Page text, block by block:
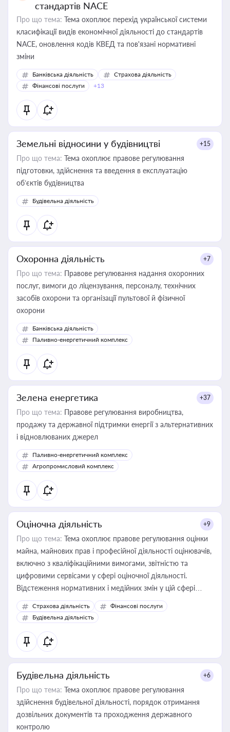
стандартів NACE
Про що тема: Тема охоплює перехід української системи
класифікації видів економічної діяльності до стандартів
NACE, оновлення кодів КВЕД та пов'язані нормативні
зміни
Банківська діяльність
Страхова діяльність
Фінансові послуги
+13
Земельні відносини у будівництві +15
Про що тема: Тема охоплює правове регулювання
підготовки, здійснення та введення в експлуатацію
об’єктів будівництва
Будівельна діяльність
Охоронна діяльність +7
Про що тема: Правове регулювання надання охоронних
послуг, вимоги до ліцензування, персоналу, технічних
засобів охорони та організації пультової й фізичної
охорони
Банківська діяльність
Паливно-енергетичний комплекс
Зелена енергетика +37
Про що тема: Правове регулювання виробництва,
продажу та державної підтримки енергії з альтернативних
і відновлюваних джерел
Паливно-енергетичний комплекс
Агропромисловий комплекс
Оціночна діяльність +9
Про що тема: Тема охоплює правове регулювання оцінки
майна, майнових прав і професійної діяльності оцінювачів,
включно з кваліфікаційними вимогами, звітністю та
цифровими сервісами у сфері оціночної діяльності.
Відстеження нормативних і медійних змін у цій сфері
корисне для власника бізнесу, керівника, юриста або
бухгалтера під час оподаткування, приватизації, оренди
державного майна, корпоративних угод і перевірки
статусу суб'єктів оціночної діяльності
Страхова діяльність
Фінансові послуги
Будівельна діяльність
Будівельна діяльність +6
Про що тема: Тема охоплює правове регулювання
здійснення будівельної діяльності, порядок отримання
дозвільних документів та проходження державного
контролю